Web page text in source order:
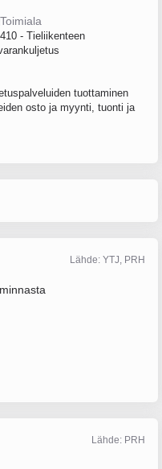
Toimiala
- Tieliikenteen
tuottaminen
osto ja myynti, tuonti ja
Lähde: YTJ, PRH
Lähde: PRH